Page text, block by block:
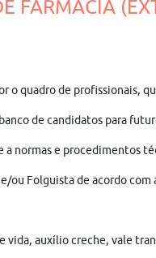
FARMÁCIA
o quadro de
de candidatos para
a normas e procedimentos
ou Folguista de acordo
vida, auxílio creche, vale